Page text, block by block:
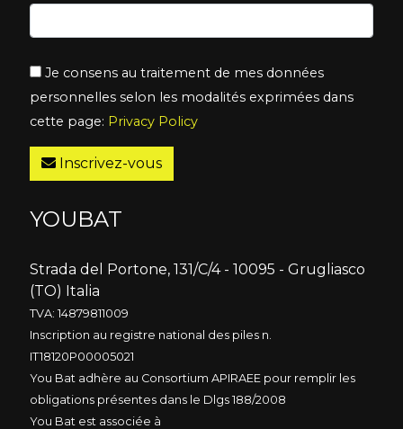
Je consens au traitement de mes données
personnelles selon les modalités exprimées dans
cette page: Privacy Policy
Inscrivez-vous
YOUBAT
Strada del Portone, 131/C/4 - 10095 - Grugliasco
(TO) Italia
TVA: 14879811009
Inscription au registre national des piles n.
IT18120P00005021
You Bat adhère au Consortium APIRAEE pour remplir les
obligations présentes dans le Dlgs 188/2008
You Bat est associée à